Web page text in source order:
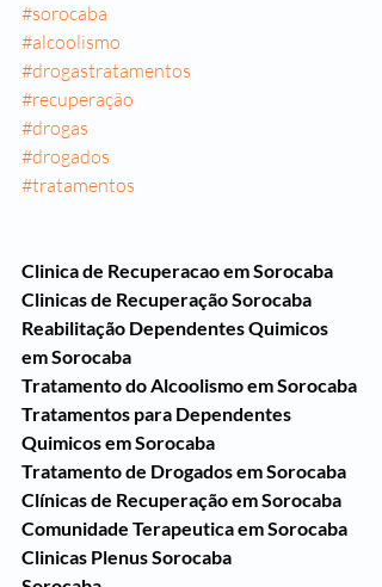
#sorocaba
#alcoolismo
#drogastratamentos
#recuperação
#drogas
#drogados
#tratamentos
Clinica de Recuperacao em Sorocaba
Clinicas de Recuperação Sorocaba
Reabilitação Dependentes Quimicos
em Sorocaba
Tratamento do Alcoolismo em Sorocaba
Tratamentos para Dependentes
Quimicos em Sorocaba
Tratamento de Drogados em Sorocaba
Clínicas de Recuperação em Sorocaba
Comunidade Terapeutica em Sorocaba
Clinicas Plenus Sorocaba